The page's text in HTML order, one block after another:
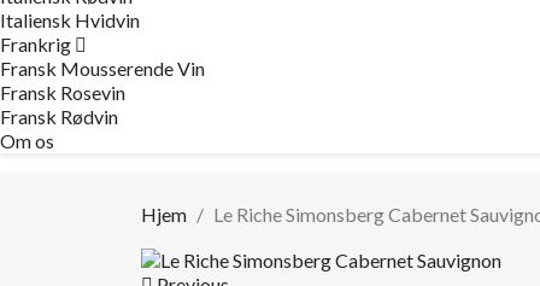
Italiensk Hvidvin
Frankrig
Fransk Mousserende Vin
Fransk Rosevin
Fransk Rødvin
Om os
Hjem Le Riche Simonsberg Cabernet